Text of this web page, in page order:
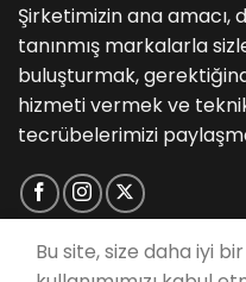
Şirketimizin ana amacı,
tanınmış markalarla
buluşturmak,
hizmeti vermek ve
tecrübelerimizi
Bu site, size daha iyi